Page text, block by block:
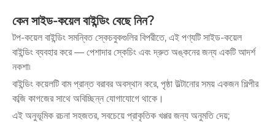
কেন সাইড-কয়েল বাইন্ডিং বেছে নিন?
টপ-কয়েল বাইন্ডিং সমন্বিত স্কেচবুকগুলির বিপরীতে, এই পণ্যটি সাইড-কয়েল
বাইন্ডিং ব্যবহার করে — পেশাদার স্কেচিং এবং দ্রুত অঙ্কনের জন্য একটি আদর্শ
নকশা৷
বাইন্ডিং কয়েলটি বাম প্রান্ত বরাবর অবস্থান করে, পৃষ্ঠা উল্টানোর সময় একজন শিল্পীর
কব্জি কাগজের সাথে অবিচ্ছিন্ন যোগাযোগে থাকে।
এই অনুভূমিক রচনা সহজতর, সবচেয়ে প্রাকৃতিক খপ্পর জন্য অনুমতি দেয়;